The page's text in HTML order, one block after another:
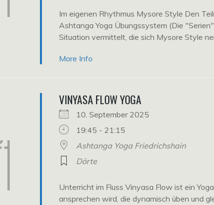
Im eigenen Rhythmus Mysore Style Den
Ashtanga Yoga Übungssystem (Die
Situation vermittelt, die sich Mysore Style
More Info
VINYASA FLOW YOGA
10. September 2025
19:45 - 21:15
Ashtanga Yoga Friedrichshain
Dörte
Unterricht im Fluss Vinyasa Flow ist ein
ansprechen wird, die dynamisch üben und